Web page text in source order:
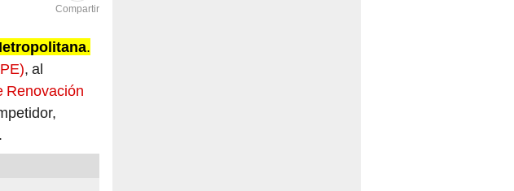
Compartir
.
, al
Renovación